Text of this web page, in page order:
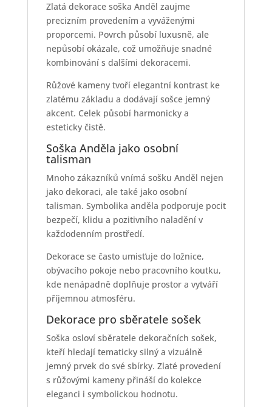
Zlatá dekorace soška Anděl zaujme
precizním provedením a vyváženými
proporcemi. Povrch působí luxusně, ale
nepůsobí okázale, což umožňuje snadné
kombinování s dalšími dekoracemi.
Růžové kameny tvoří elegantní kontrast ke
zlatému základu a dodávají sošce jemný
akcent. Celek působí harmonicky a
esteticky čistě.
Soška Anděla jako osobní
talisman
Mnoho zákazníků vnímá sošku Anděl nejen
jako dekoraci, ale také jako osobní
talisman. Symbolika anděla podporuje pocit
bezpečí, klidu a pozitivního naladění v
každodenním prostředí.
Dekorace se často umisťuje do ložnice,
obývacího pokoje nebo pracovního koutku,
kde nenápadně doplňuje prostor a vytváří
příjemnou atmosféru.
Dekorace pro sběratele sošek
Soška osloví sběratele dekoračních sošek,
kteří hledají tematicky silný a vizuálně
jemný prvek do své sbírky. Zlaté provedení
s růžovými kameny přináší do kolekce
eleganci i symbolickou hodnotu.